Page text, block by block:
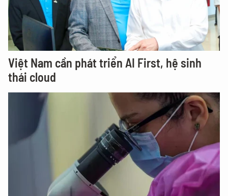
Việt Nam cần phát triển AI First, hệ sinh
thái cloud